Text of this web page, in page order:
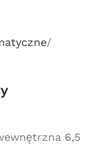
6,5